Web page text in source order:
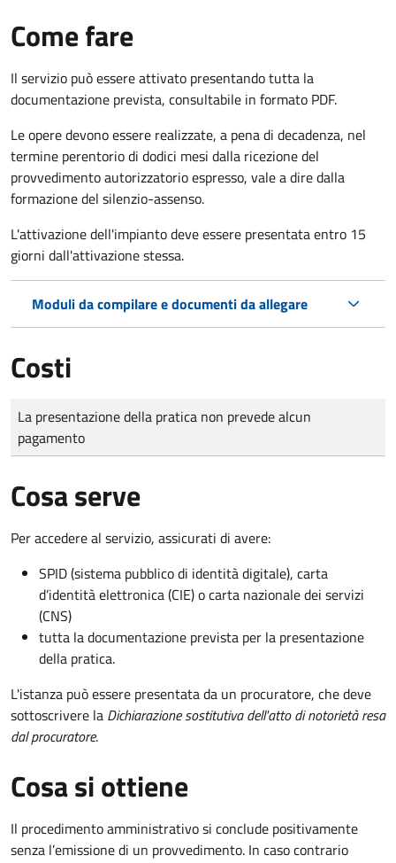
Come fare
Il servizio può essere attivato presentando tutta la
documentazione prevista, consultabile in formato PDF.
Le opere devono essere realizzate, a pena di decadenza, nel
termine perentorio di dodici mesi dalla ricezione del
provvedimento autorizzatorio espresso, vale a dire dalla
formazione del silenzio-assenso.
L'attivazione dell'impianto deve essere presentata entro 15
giorni dall'attivazione stessa.
Moduli da compilare e documenti da allegare
Costi
Tipo di pagamento
Importo
La presentazione della pratica non prevede alcun
pagamento
Cosa serve
Per accedere al servizio, assicurati di avere:
SPID (sistema pubblico di identità digitale), carta
d’identità elettronica (CIE) o carta nazionale dei servizi
(CNS)
tutta la documentazione prevista per la presentazione
della pratica.
L'istanza può essere presentata da un procuratore, che deve
sottoscrivere la Dichiarazione sostitutiva dell'atto di notorietà resa
dal procuratore.
Cosa si ottiene
Il procedimento amministrativo si conclude positivamente
senza l’emissione di un provvedimento. In caso contrario